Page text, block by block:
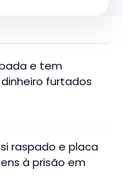
e tem
furtados
raspado e placa
à prisão em